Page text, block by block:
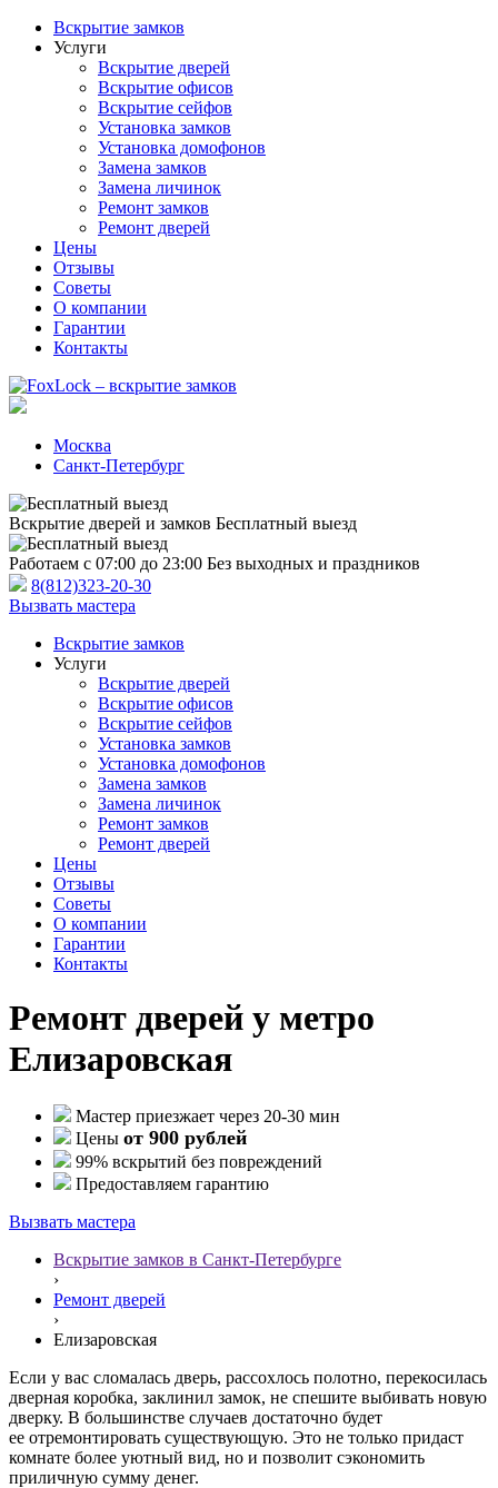
Вскрытие замков
Услуги
Вскрытие дверей
Вскрытие офисов
Вскрытие сейфов
Установка замков
Установка домофонов
Замена замков
Замена личинок
Ремонт замков
Ремонт дверей
Цены
Отзывы
Советы
О компании
Гарантии
Контакты
Москва
Санкт-Петербург
Вскрытие дверей и замков Бесплатный выезд
Работаем с 07:00 до 23:00 Без выходных и праздников
8(812)323-20-30
Вызвать мастера
Вскрытие замков
Услуги
Вскрытие дверей
Вскрытие офисов
Вскрытие сейфов
Установка замков
Установка домофонов
Замена замков
Замена личинок
Ремонт замков
Ремонт дверей
Цены
Отзывы
Советы
О компании
Гарантии
Контакты
Ремонт дверей у метро
Елизаровская
Мастер приезжает через 20-30 мин
Цены от 900 рублей
99% вскрытий без повреждений
Предоставляем гарантию
Вызвать мастера
Вскрытие замков в Санкт-Петербурге
›
Ремонт дверей
›
Елизаровская
Если у вас сломалась дверь, рассохлось полотно, перекосилась
дверная коробка, заклинил замок, не спешите выбивать новую
дверку. В большинстве случаев достаточно будет
ее отремонтировать существующую. Это не только придаст
комнате более уютный вид, но и позволит сэкономить
приличную сумму денег.